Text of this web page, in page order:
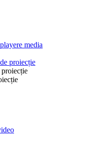
media
proiecție